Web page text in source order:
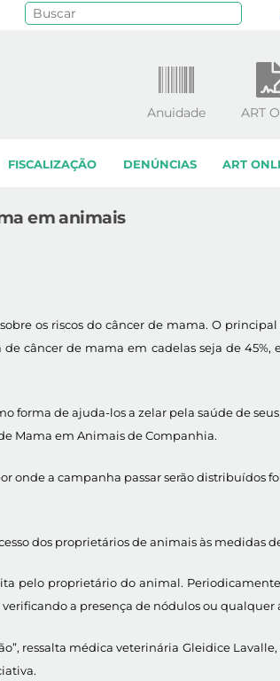
FISCALIZAÇÃO DENÚNCIAS ART
Anuidade ART
em animais
os riscos do câncer de mama. O
câncer de mama em cadelas seja de 45%,
forma de ajuda-los a zelar pela saúde de
Mama em Animais de Companhia.
onde a campanha passar serão distribuídos
dos proprietários de animais às medidas
pelo proprietário do animal.
a presença de nódulos ou
ressalta médica veterinária Gleidice